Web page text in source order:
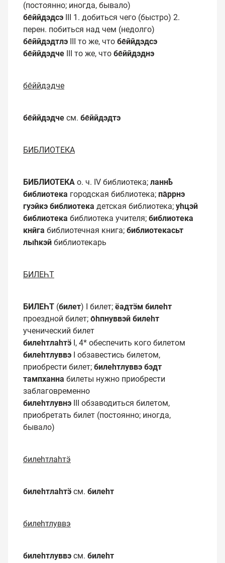
(постоянно; иногда, бывало)
бе̄ййдэдсэ III 1. добиться чего (быстро) 2.
перен. побиться над чем (недолго)
бе̄ййдэдтлэ III то же, что бе̄ййдэдсэ
бе̄ййдэдче III то же, что бе̄ййдэднэ
бе̄ййдэдче
бе̄ййдэдче см. бе̄ййдэдтэ
БИБЛИОТЕКА
БИБЛИОТЕКА о. ч. IV библиотека; ланнҍ
библиотека городская библиотека; па̄ррнэ
гуэйкэ библиотека детская библиотека; уһцэй
библиотека библиотека учителя; библиотека
кнӣга библиотечная книга; библиотекасьт
лыһкэй библиотекарь
БИЛЕҺТ
БИЛЕҺТ (билет) I билет; ёадтӭм билеһт
проездной билет; о̄һпнуввэй билеһт
ученический билет
билеһтлаһтӭ I, 4* обеспечить кого билетом
билеһтлуввэ I обзавестись билетом,
приобрести билет; билеһтлуввэ бэдт
тампханна билеты нужно приобрести
заблаговременно
билеһтлувнэ III обзаводиться билетом,
приобретать билет (постоянно; иногда,
бывало)
билеһтлаһтӭ
билеһтлаһтӭ см. билеһт
билеһтлуввэ
билеһтлуввэ см. билеһт